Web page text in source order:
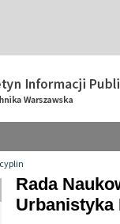
Rada
Urbanistyka